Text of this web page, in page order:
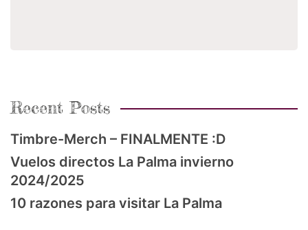
Recent Posts
Timbre-Merch – FINALMENTE :D
Vuelos directos La Palma invierno
2024/2025
10 razones para visitar La Palma